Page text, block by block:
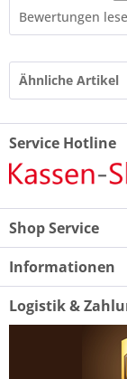
Bewertungen
Ähnliche Artikel
Service Hotline
Shop Service
Informationen
Logistik &